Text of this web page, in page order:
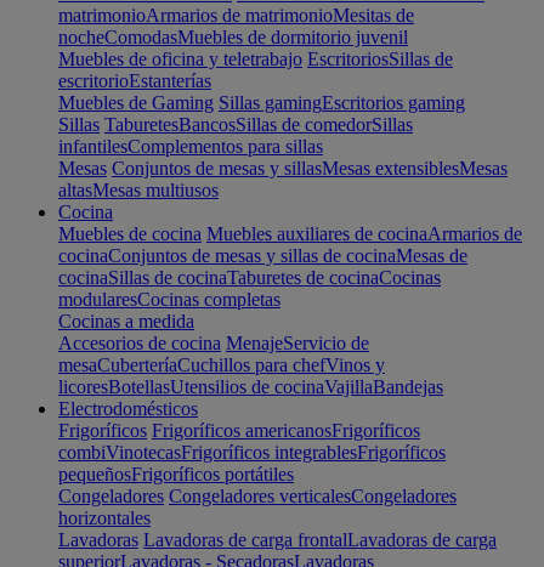
matrimonioArmarios de matrimonioMesitas de
nocheComodasMuebles de dormitorio juvenil
Muebles de oficina y teletrabajo EscritoriosSillas de
escritorioEstanterías
Muebles de Gaming Sillas gamingEscritorios gaming
Sillas TaburetesBancosSillas de comedorSillas
infantilesComplementos para sillas
Mesas Conjuntos de mesas y sillasMesas extensiblesMesas
altasMesas multiusos
Cocina
Muebles de cocina Muebles auxiliares de cocinaArmarios de
cocinaConjuntos de mesas y sillas de cocinaMesas de
cocinaSillas de cocinaTaburetes de cocinaCocinas
modularesCocinas completas
Cocinas a medida
Accesorios de cocina MenajeServicio de
mesaCuberteríaCuchillos para chefVinos y
licoresBotellasUtensilios de cocinaVajillaBandejas
Electrodomésticos
Frigoríficos Frigoríficos americanosFrigoríficos
combiVinotecasFrigoríficos integrablesFrigoríficos
pequeñosFrigoríficos portátiles
Congeladores Congeladores verticalesCongeladores
horizontales
Lavadoras Lavadoras de carga frontalLavadoras de carga
superiorLavadoras - SecadorasLavadoras